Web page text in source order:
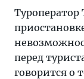
Туроператор
перед
говорится о